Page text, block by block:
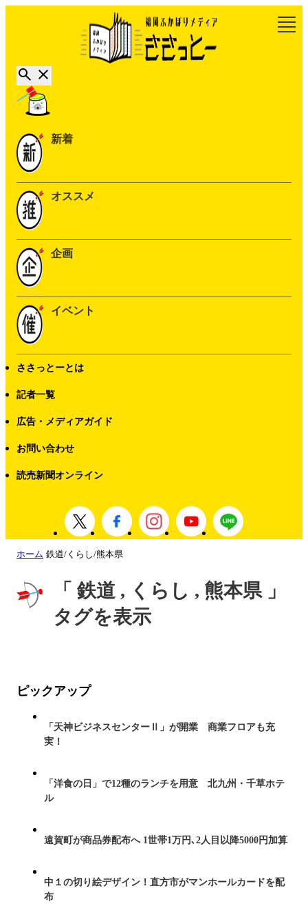
新着
オススメ
企画
イベント
ささっとーとは
記者一覧
広告・メディアガイド
お問い合わせ
読売新聞オンライン
ホーム 鉄道/くらし/熊本県
「 鉄道 , くらし , 熊本県 」
タグを表示
ピックアップ
「天神ビジネスセンターⅡ」が開業 商業フロアも充
実！
「洋食の日」で12種のランチを用意 北九州・千草ホテ
ル
遠賀町が商品券配布へ 1世帯1万円､2人目以降5000円加算
中１の切り絵デザイン！直方市がマンホールカードを配
布